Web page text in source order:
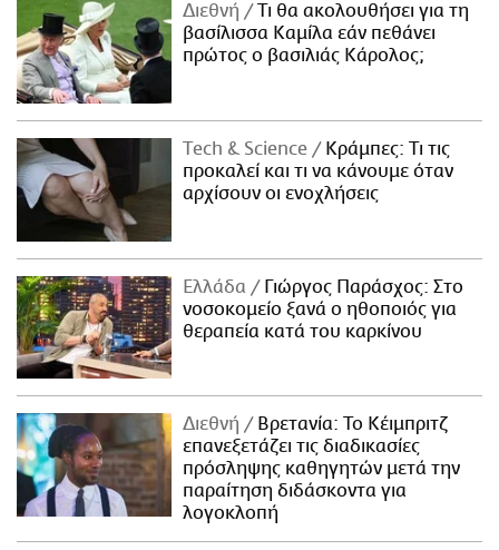
Διεθνή
Τι θα ακολουθήσει για τη
βασίλισσα Καμίλα εάν πεθάνει
πρώτος ο βασιλιάς Κάρολος;
Τech & Science
Κράμπες: Τι τις
προκαλεί και τι να κάνουμε όταν
αρχίσουν οι ενοχλήσεις
Ελλάδα
Γιώργος Παράσχος: Στο
νοσοκομείο ξανά ο ηθοποιός για
θεραπεία κατά του καρκίνου
Διεθνή
Βρετανία: Το Κέιμπριτζ
επανεξετάζει τις διαδικασίες
πρόσληψης καθηγητών μετά την
παραίτηση διδάσκοντα για
λογοκλοπή